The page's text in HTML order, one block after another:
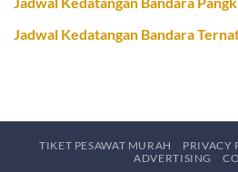
Jadwal Kedatangan Bandara
TIKET PESAWAT MURAH PRIVACY
ADVERTISING